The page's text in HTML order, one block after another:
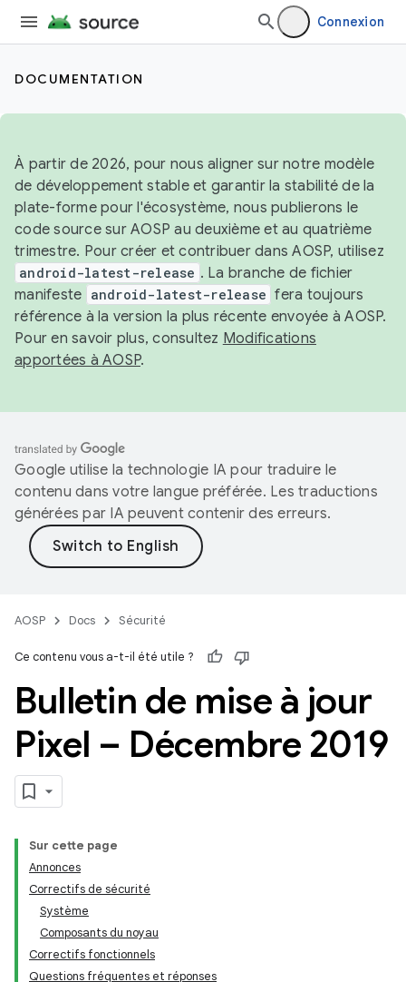
Connexion
DOCUMENTATION
À partir de 2026, pour nous aligner sur notre modèle
de développement stable et garantir la stabilité de la
plate-forme pour l'écosystème, nous publierons le
code source sur AOSP au deuxième et au quatrième
trimestre. Pour créer et contribuer dans AOSP, utilisez
android-latest-release . La branche de fichier
manifeste android-latest-release fera toujours
référence à la version la plus récente envoyée à AOSP.
Pour en savoir plus, consultez Modifications
apportées à AOSP.
Google utilise la technologie IA pour traduire le
contenu dans votre langue préférée. Les traductions
générées par IA peuvent contenir des erreurs.
AOSP Docs Sécurité
Ce contenu vous a-t-il été utile ?
Bulletin de mise à jour
Pixel – Décembre 2019
Sur cette page
Annonces
Correctifs de sécurité
Système
Composants du noyau
Correctifs fonctionnels
Questions fréquentes et réponses